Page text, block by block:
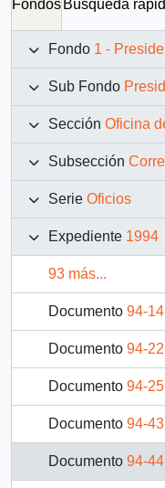
Fondos Búsqueda
Fondo 1 -
Sub Fondo
Sección Oficina
Subsección
Serie Oficios
Expediente 1994
93 más...
Documento 94-
Documento 94-
Documento 94-
Documento 94-
Documento 94-